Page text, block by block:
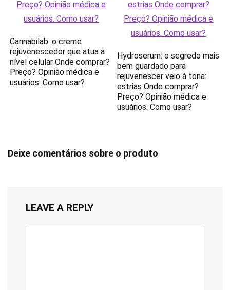
Cannabilab: o creme
rejuvenescedor que atua a
nível celular Onde comprar?
Preço? Opinião médica e
usuários. Como usar?
Hydroserum: o segredo mais
bem guardado para
rejuvenescer veio à tona:
estrias Onde comprar?
Preço? Opinião médica e
usuários. Como usar?
Deixe comentários sobre o produto
LEAVE A REPLY